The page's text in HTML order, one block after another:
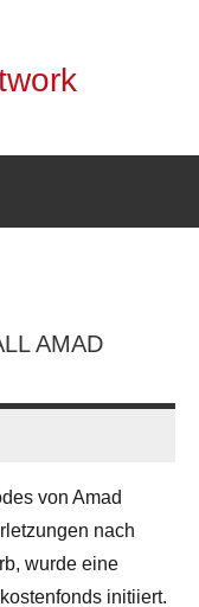
AMAD
von Amad
nach
wurde eine
initiiert.